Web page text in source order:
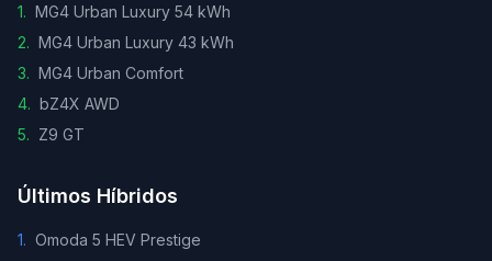
1. MG4 Urban Luxury 54 kWh
2. MG4 Urban Luxury 43 kWh
3. MG4 Urban Comfort
4. bZ4X AWD
5. Z9 GT
Últimos Híbridos
1. Omoda 5 HEV Prestige